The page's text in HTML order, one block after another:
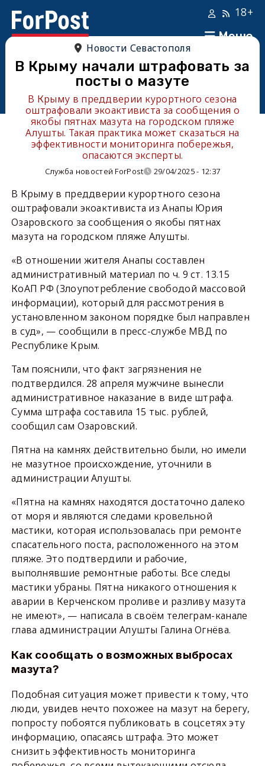
Меню
18+
Новости Севастополя
В Крыму начали штрафовать за
посты о мазуте
В Крыму в преддверии курортного сезона
оштрафовали экоактивиста за сообщения о
якобы пятнах мазута на городском пляже
Алушты. Такая практика может сказаться на
эффективности мониторинга побережья,
опасаются эксперты.
Служба новостей ForPost 29/04/2025 - 12:37
В Крыму в преддверии курортного сезона
оштрафовали экоактивиста из Анапы Юрия
Озаровского за сообщения о якобы пятнах
мазута на городском пляже Алушты.
«В отношении жителя Анапы составлен
административный материал по ч. 9 ст. 13.15
КоАП РФ (Злоупотребление свободой массовой
информации), который для рассмотрения в
установленном законом порядке был направлен
в суд», — сообщили в пресс-службе МВД по
Республике Крым.
Там пояснили, что факт загрязнения не
подтвердился. 28 апреля мужчине вынесли
административное наказание в виде штрафа.
Сумма штрафа составила 15 тыс. рублей,
сообщил сам Озаровский.
Пятна на камнях действительно были, но имели
не мазутное происхождение, уточнили в
администрации Алушты.
«Пятна на камнях находятся достаточно далеко
от моря и являются следами кровельной
мастики, которая использовалась при ремонте
спасательного поста, расположенного на этом
пляже. Это подтвердили и рабочие,
выполнявшие ремонтные работы. Все следы
мастики убраны. Пятна никакого отношения к
аварии в Керченском проливе и разливу мазута
не имеют», — написала в своём телеграм-канале
глава администрации Алушты Галина Огнёва.
Как сообщать о возможных выбросах
мазута?
Подобная ситуация может привести к тому, что
люди, увидев нечто похожее на мазут на берегу,
попросту побоятся публиковать в соцсетях эту
информацию, опасаясь штрафа. Это может
снизить эффективность мониторинга